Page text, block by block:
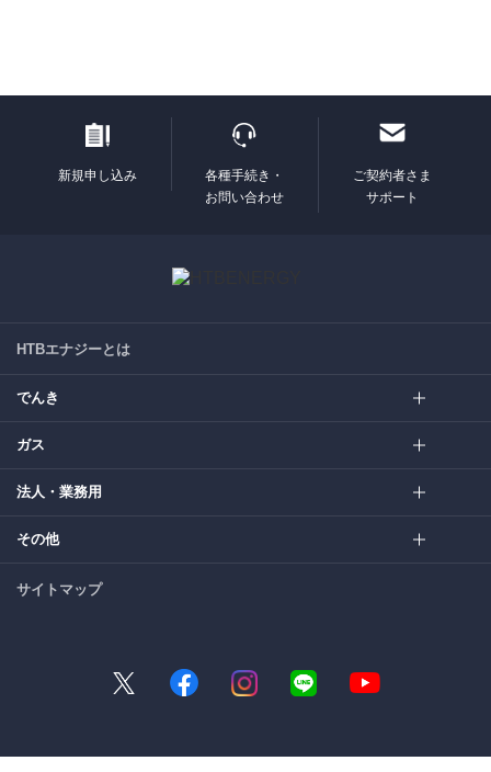
新規申し込み
各種手続き・
お問い合わせ
ご契約者さま
サポート
HTBエナジーとは
でんき
ガス
法人・業務用
その他
サイトマップ